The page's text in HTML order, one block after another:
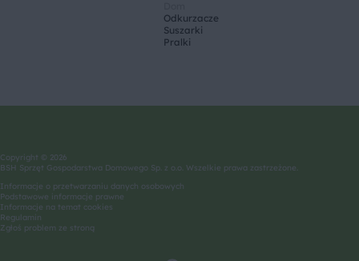
Odkurzacze
Suszarki
Pralki
Copyright © 2026
BSH Sprzęt Gospodarstwa Domowego Sp. z o.o. Wszelkie prawa zastrzeżone.
Informacje o przetwarzaniu danych osobowych
Podstawowe informacje prawne
Informacje na temat cookies
Regulamin
Zgłoś problem ze stroną